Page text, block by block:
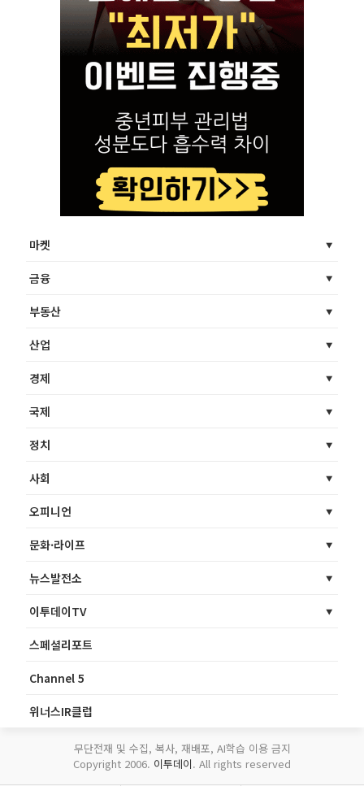
마켓
금융
부동산
산업
경제
국제
정치
사회
오피니언
문화·라이프
뉴스발전소
이투데이TV
스페셜리포트
Channel 5
위너스IR클럽
무단전재 및 수집, 복사, 재배포, AI학습 이용 금지
Copyright 2006. 이투데이. All rights reserved